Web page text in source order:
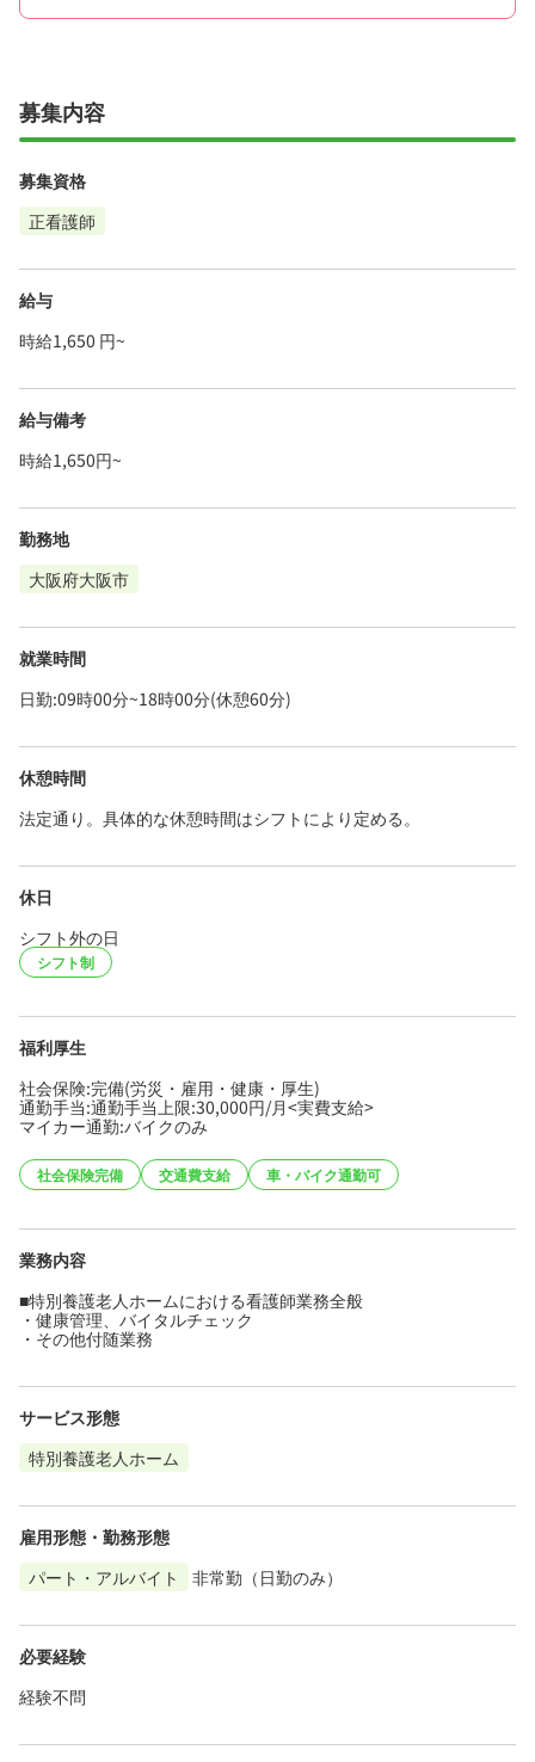
募集内容
募集資格
正看護師
給与
時給1,650 円~
給与備考
時給1,650円~
勤務地
大阪府大阪市
就業時間
日勤:09時00分~18時00分(休憩60分)
休憩時間
法定通り。具体的な休憩時間はシフトにより定める。
休日
シフト外の日
シフト制
福利厚生
社会保険:完備(労災・雇用・健康・厚生)
通勤手当:通勤手当上限:30,000円/月<実費支給>
マイカー通勤:バイクのみ
社会保険完備 交通費支給 車・バイク通勤可
業務内容
■特別養護老人ホームにおける看護師業務全般
・健康管理、バイタルチェック
・その他付随業務
サービス形態
特別養護老人ホーム
雇用形態・勤務形態
パート・アルバイト
非常勤（日勤のみ）
必要経験
経験不問